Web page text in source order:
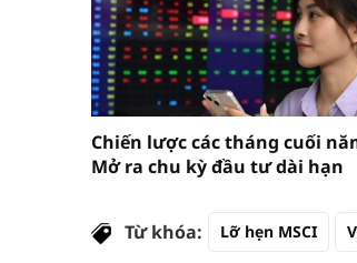
Chiến lược các tháng cuối
Mở ra chu kỳ đầu tư dài hạn
Từ khóa: Lỡ hẹn MSCI